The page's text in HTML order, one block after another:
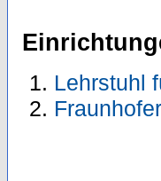
Lehrstuhl